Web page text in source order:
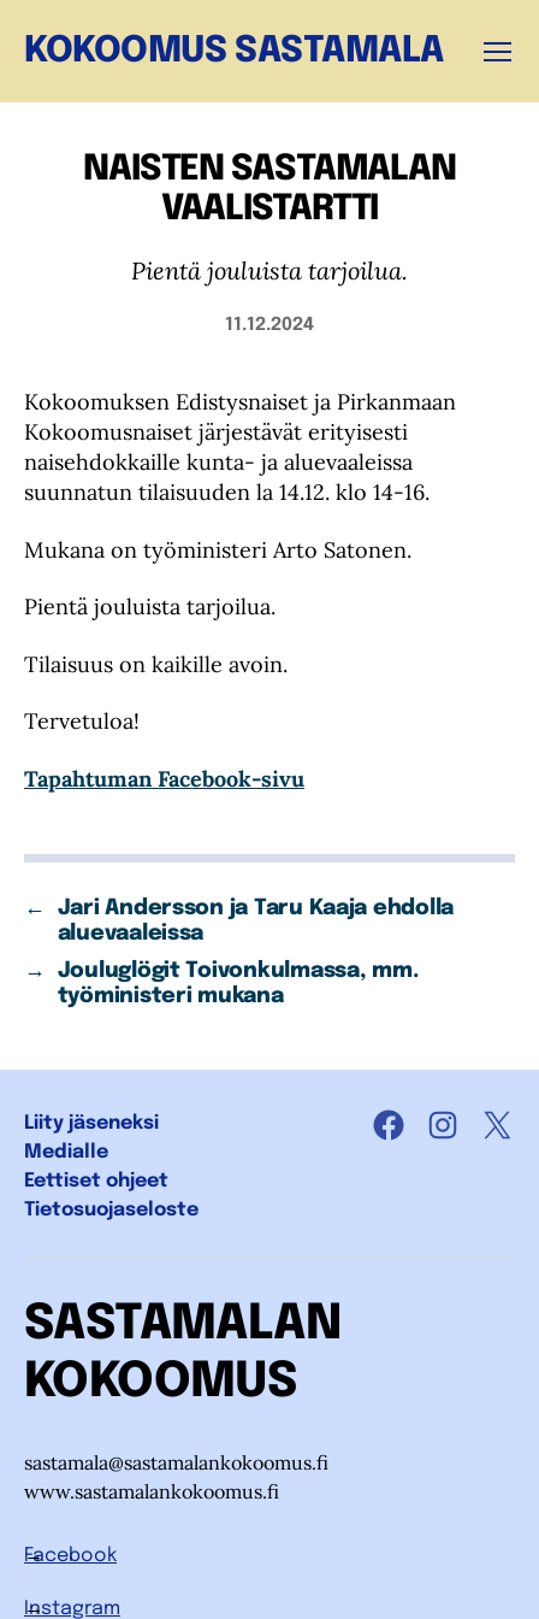
KOKOOMUS SASTAMALA
NAISTEN SASTAMALAN
VAALISTARTTI
Pientä jouluista tarjoilua.
11.12.2024
Kokoomuksen Edistysnaiset ja Pirkanmaan
Kokoomusnaiset järjestävät erityisesti
naisehdokkaille kunta- ja aluevaaleissa
suunnatun tilaisuuden la 14.12. klo 14-16.
Mukana on työministeri Arto Satonen.
Pientä jouluista tarjoilua.
Tilaisuus on kaikille avoin.
Tervetuloa!
Tapahtuman Facebook-sivu
←
Jari Andersson ja Taru Kaaja ehdolla
aluevaaleissa
→
Jouluglögit Toivonkulmassa, mm.
työministeri mukana
Liity jäseneksi
Medialle
Eettiset ohjeet
Tietosuojaseloste
Facebook X
SASTAMALAN
KOKOOMUS
sastamala@sastamalankokoomus.fi
www.sastamalankokoomus.fi
Facebook
Instagram